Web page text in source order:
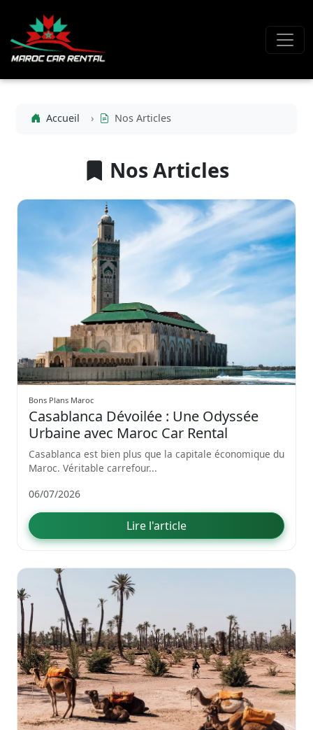
Accueil Nos Articles
Nos Articles
Bons Plans Maroc
Casablanca Dévoilée : Une Odyssée
Urbaine avec Maroc Car Rental
Casablanca est bien plus que la capitale économique du
Maroc. Véritable carrefour...
06/07/2026
Lire l'article